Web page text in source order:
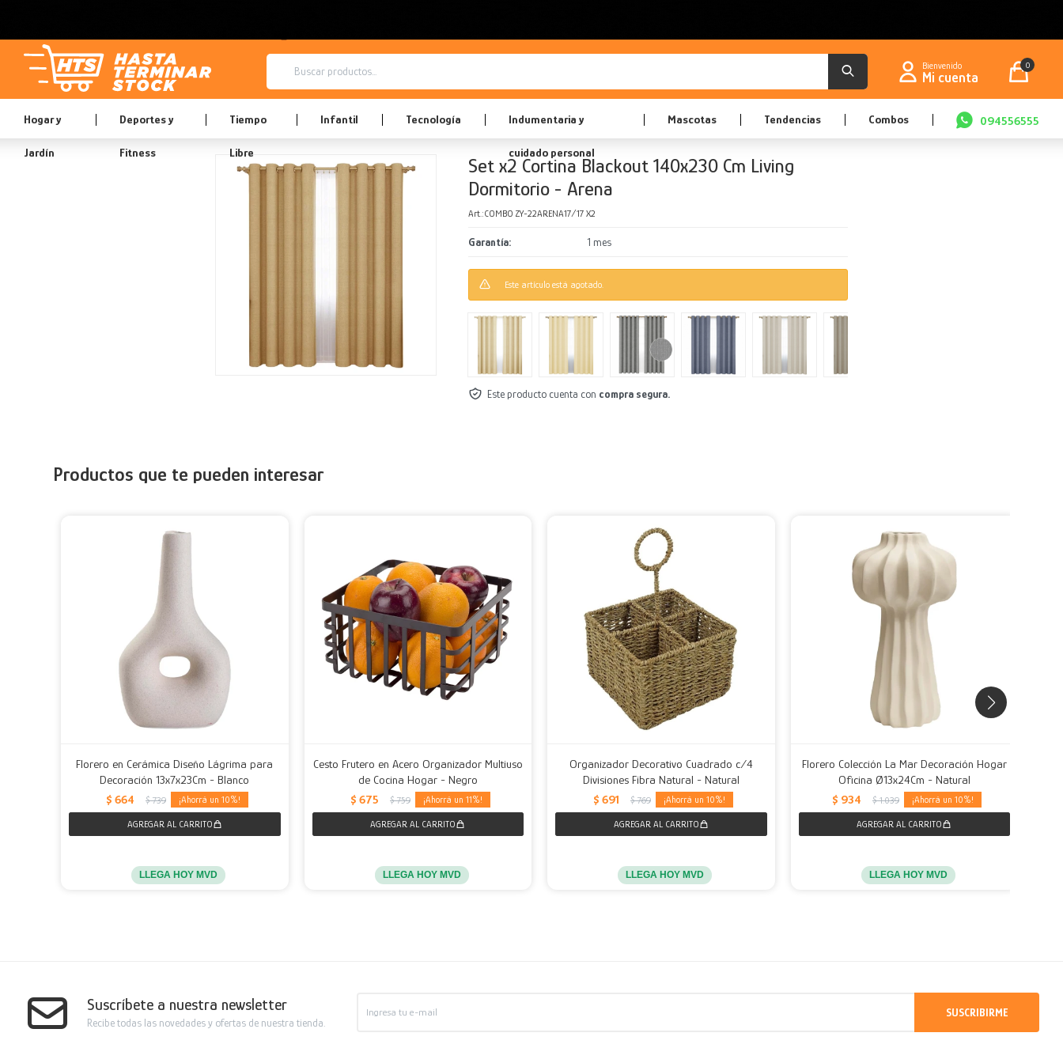
Hogar y
Jardín
Deportes y
Fitness
Tiempo
Libre
Infantil Tecnología Indumentaria y
cuidado personal
Mascotas Tendencias Combos 094556555
0
Set x2 Cortina Blackout 140x230 Cm Living
Dormitorio - Arena
COMBO ZY-22ARENA17/17 X2
Garantía 1 mes
Este artículo está agotado.
Este producto cuenta con compra segura.
Productos que te pueden interesar
Florero en Cerámica Diseño Lágrima para
Decoración 13x7x23Cm - Blanco
$ 664 $ 739 10
LLEGA HOY MVD
Cesto Frutero en Acero Organizador Multiuso
de Cocina Hogar - Negro
$ 675 $ 759 11
LLEGA HOY MVD
Organizador Decorativo Cuadrado c/4
Divisiones Fibra Natural - Natural
$ 691 $ 769 10
LLEGA HOY MVD
Florero Colección La Mar Decoración Hogar
Oficina Ø13x24Cm - Natural
$ 934 $ 1.039 10
LLEGA HOY MVD
Suscríbete a nuestra newsletter
Recibe todas las novedades y ofertas de nuestra tienda.
SUSCRIBIRME